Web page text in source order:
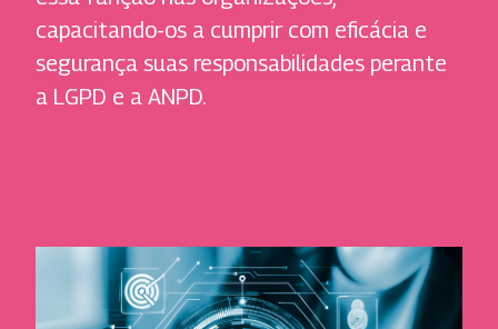
capacitando-os a cumprir com eficácia e
segurança suas responsabilidades perante
a LGPD e a ANPD.